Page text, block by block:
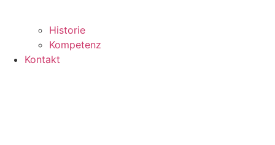
Historie
Kompetenz
Kontakt